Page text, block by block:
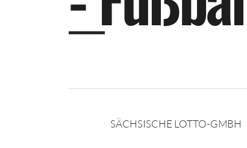
SÄCHSISCHE LOTTO-GMBH